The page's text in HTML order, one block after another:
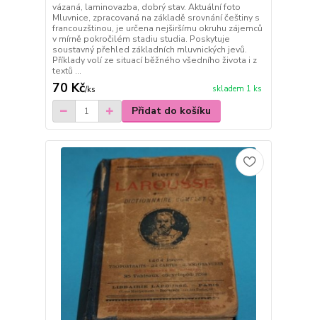
vázaná, laminovazba, dobrý stav. Aktuální foto
Mluvnice, zpracovaná na základě srovnání češtiny s
francouzštinou, je určena nejširšímu okruhu zájemců
v mírně pokročilém stadiu studia. Poskytuje
soustavný přehled základních mluvnických jevů.
Příklady volí ze situací běžného všedního života i z
textů ...
70 Kč/ks skladem 1 ks
Přidat do košíku